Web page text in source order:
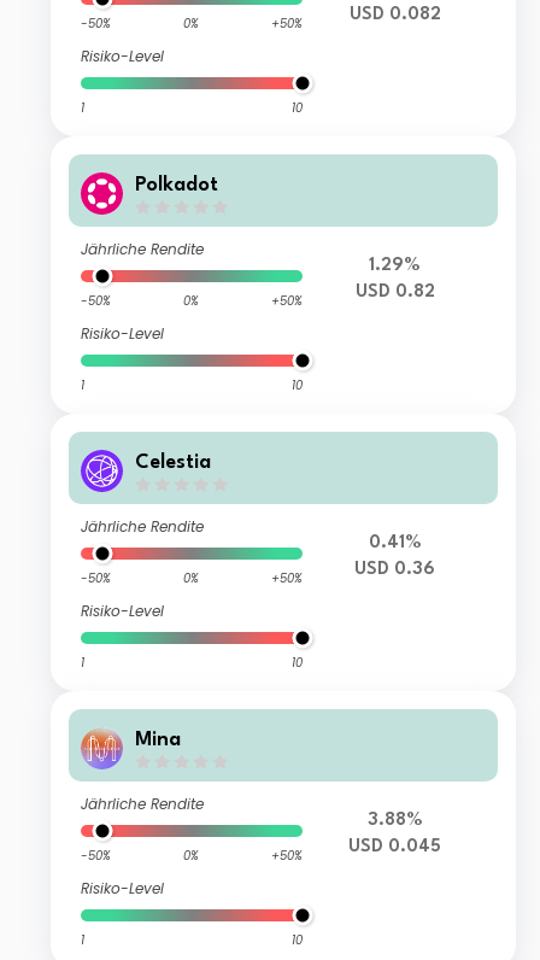
-50% 0% +50%
Risiko-Level
1 10
USD 0.082
Polkadot
Jährliche Rendite
-50% 0% +50%
Risiko-Level
1 10
1.29%
USD 0.82
Celestia
Jährliche Rendite
-50% 0% +50%
Risiko-Level
1 10
0.41%
USD 0.36
Mina
Jährliche Rendite
-50% 0% +50%
Risiko-Level
1 10
3.88%
USD 0.045